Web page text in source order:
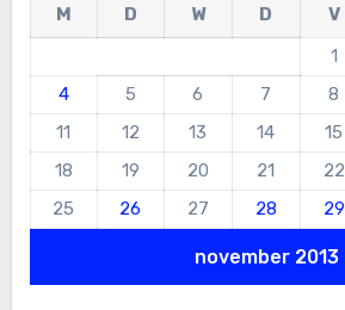
november 2013
M D W D V
1
4
5 6 7 8
11
12 13 14 15
18
19 20 21 22
25
26 27 28 29